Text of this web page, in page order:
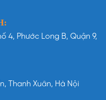
4, Phước Long B, Quận 9,
Thanh Xuân, Hà Nội